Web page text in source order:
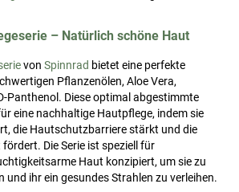
– Natürlich schöne Haut
von Spinnrad bietet eine perfekte
Pflanzenölen, Aloe Vera,
Panthenol. Diese optimal abgestimmte
eine nachhaltige Hautpflege, indem sie
die Hautschutzbarriere stärkt und die
Die Serie ist speziell für
Haut konzipiert, um sie zu
und ihr ein gesundes Strahlen zu verleihen.